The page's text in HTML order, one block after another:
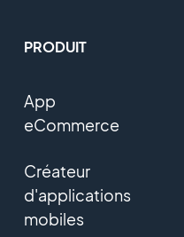
PRODUIT
App
eCommerce
Créateur
d'applications
mobiles